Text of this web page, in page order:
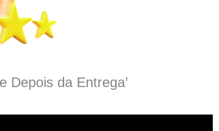
Depois da Entrega’